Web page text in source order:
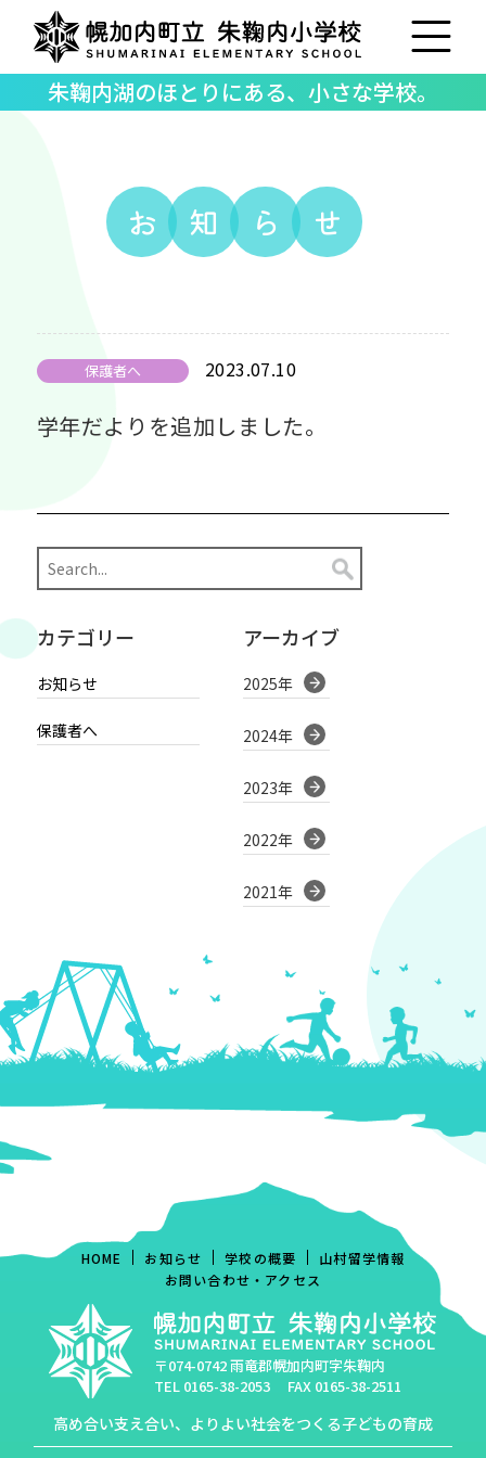
朱鞠内湖のほとりにある、小さな学校。
お 知 ら せ
保護者へ 2023.07.10
学年だよりを追加しました。
カテゴリー
お知らせ
保護者へ
アーカイブ
2025年
2024年
2023年
2022年
2021年
〒074-0742 雨竜郡幌加内町字朱鞠内
TEL 0165-38-2053 FAX 0165-38-2511
高め合い支え合い、よりよい社会をつくる子どもの育成
HOME お知らせ 学校の概要
山村留学情報
お問い合わせ・アクセス